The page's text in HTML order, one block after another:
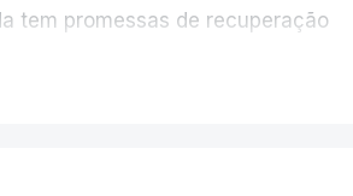
tem promessas de recuperação